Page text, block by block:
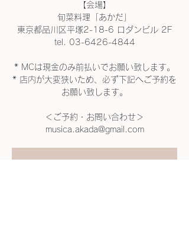
【会場】
旬菜料理「あかだ」
東京都品川区平塚2-18-6 ロダンビル 2F
tel. 03-6426-4844
* MCは現金のみ前払いでお願い致します。
* 店内が大変狭いため、必ず下記へご予約を
お願い致します。
＜ご予約・お問い合わせ＞
musica.akada@gmail.com